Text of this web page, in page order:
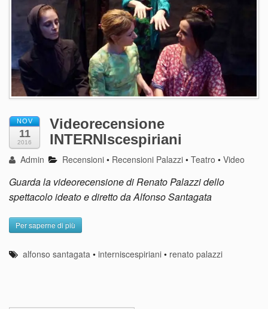
NOV
11
2016
Videorecensione
INTERNIscespiriani
Admin Recensioni • Recensioni Palazzi •Teatro •Video
Guarda la videorecensione di Renato Palazzi dello
spettacolo ideato e diretto da Alfonso Santagata
Per saperne di più
alfonso santagata •interniscespiriani • renato palazzi